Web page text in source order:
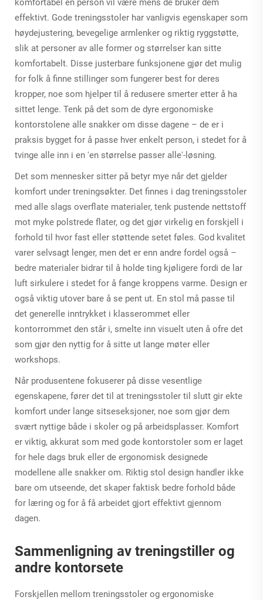
komfortabel en person vil være mens de bruker dem
effektivt. Gode treningsstoler har vanligvis egenskaper som
høydejustering, bevegelige armlenker og riktig ryggstøtte,
slik at personer av alle former og størrelser kan sitte
komfortabelt. Disse justerbare funksjonene gjør det mulig
for folk å finne stillinger som fungerer best for deres
kropper, noe som hjelper til å redusere smerter etter å ha
sittet lenge. Tenk på det som de dyre ergonomiske
kontorstolene alle snakker om disse dagene – de er i
praksis bygget for å passe hver enkelt person, i stedet for å
tvinge alle inn i en 'en størrelse passer alle'-løsning.
Det som mennesker sitter på betyr mye når det gjelder
komfort under treningsøkter. Det finnes i dag treningsstoler
med alle slags overflate materialer, tenk pustende nettstoff
mot myke polstrede flater, og det gjør virkelig en forskjell i
forhold til hvor fast eller støttende setet føles. God kvalitet
varer selvsagt lenger, men det er enn andre fordel også –
bedre materialer bidrar til å holde ting kjøligere fordi de lar
luft sirkulere i stedet for å fange kroppens varme. Design er
også viktig utover bare å se pent ut. En stol må passe til
det generelle inntrykket i klasserommet eller
kontorrommet den står i, smelte inn visuelt uten å ofre det
som gjør den nyttig for å sitte ut lange møter eller
workshops.
Når produsentene fokuserer på disse vesentlige
egenskapene, fører det til at treningsstoler til slutt gir ekte
komfort under lange sitseseksjoner, noe som gjør dem
svært nyttige både i skoler og på arbeidsplasser. Komfort
er viktig, akkurat som med gode kontorstoler som er laget
for hele dags bruk eller de ergonomisk designede
modellene alle snakker om. Riktig stol design handler ikke
bare om utseende, det skaper faktisk bedre forhold både
for læring og for å få arbeidet gjort effektivt gjennom
dagen.
Sammenligning av treningstiller og
andre kontorsete
Forskjellen mellom treningsstoler og ergonomiske